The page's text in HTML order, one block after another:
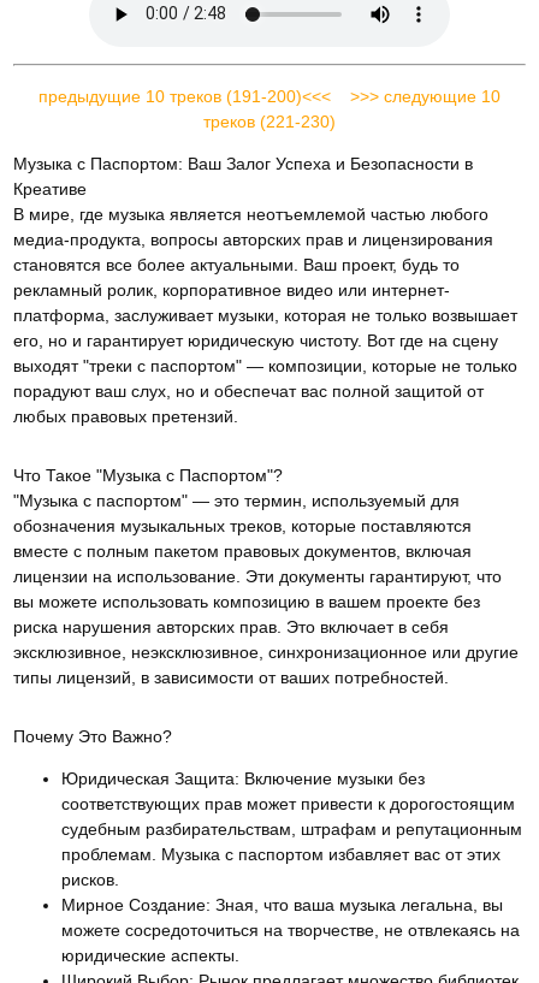
предыдущие 10 треков (191-200)<<<
>>> следующие 10
треков (221-230)
Музыка с Паспортом: Ваш Залог Успеха и Безопасности в
Креативе
В мире, где музыка является неотъемлемой частью любого
медиа-продукта, вопросы авторских прав и лицензирования
становятся все более актуальными. Ваш проект, будь то
рекламный ролик, корпоративное видео или интернет-
платформа, заслуживает музыки, которая не только возвышает
его, но и гарантирует юридическую чистоту. Вот где на сцену
выходят "треки с паспортом" — композиции, которые не только
порадуют ваш слух, но и обеспечат вас полной защитой от
любых правовых претензий.
Что Такое "Музыка с Паспортом"?
"Музыка с паспортом" — это термин, используемый для
обозначения музыкальных треков, которые поставляются
вместе с полным пакетом правовых документов, включая
лицензии на использование. Эти документы гарантируют, что
вы можете использовать композицию в вашем проекте без
риска нарушения авторских прав. Это включает в себя
эксклюзивное, неэксклюзивное, синхронизационное или другие
типы лицензий, в зависимости от ваших потребностей.
Почему Это Важно?
Юридическая Защита: Включение музыки без
соответствующих прав может привести к дорогостоящим
судебным разбирательствам, штрафам и репутационным
проблемам. Музыка с паспортом избавляет вас от этих
рисков.
Мирное Создание: Зная, что ваша музыка легальна, вы
можете сосредоточиться на творчестве, не отвлекаясь на
юридические аспекты.